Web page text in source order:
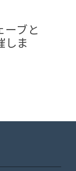
ーブと
しま